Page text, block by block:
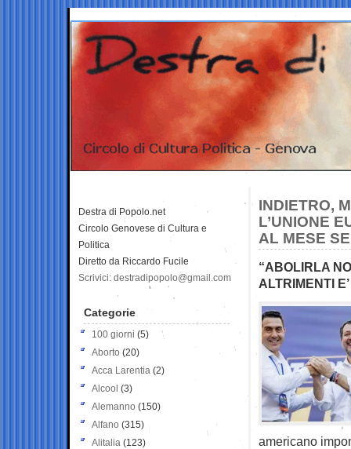
INDIETRO,
L’UNIONE
AL MESE
“ABOLIRLA
ALTRIMENTI
americano
Destra di Popolo.net
Circolo Genovese di Cultura e
Politica
Diretto da Riccardo Fucile
Scrivici: destradipopolo@gmail.com
Categorie
100 giorni (5)
Aborto (20)
Acca Larentia (2)
Alcool (3)
Alemanno (150)
Alfano (315)
Alitalia (123)